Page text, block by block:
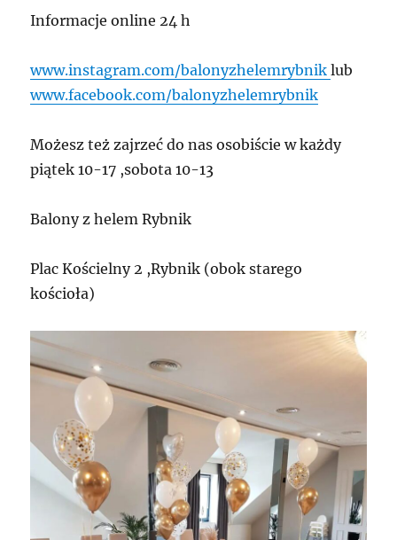
Informacje online 24 h
www.instagram.com/balonyzhelemrybniklub
www.facebook.com/balonyzhelemrybnik
Możesz też zajrzeć do nas osobiście w każdy
piątek 10-17 ,sobota 10-13
Balony z helem Rybnik
Plac Kościelny 2 ,Rybnik (obok starego
kościoła)